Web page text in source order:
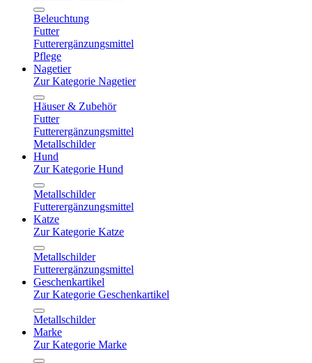
Beleuchtung
Futter
Futterergänzungsmittel
Pflege
Nagetier
Zur Kategorie Nagetier
Häuser & Zubehör
Futter
Futterergänzungsmittel
Metallschilder
Hund
Zur Kategorie Hund
Metallschilder
Futterergänzungsmittel
Katze
Zur Kategorie Katze
Metallschilder
Futterergänzungsmittel
Geschenkartikel
Zur Kategorie Geschenkartikel
Metallschilder
Marke
Zur Kategorie Marke